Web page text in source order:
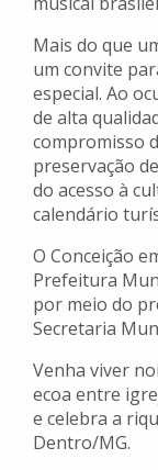
Mais do que
um convite
especial. Ao
de alta
compromisso
preservação
do acesso à
calendário
O Conceição
Prefeitura
por meio do
Secretaria
Venha viver
ecoa entre
e celebra a
Dentro/MG.